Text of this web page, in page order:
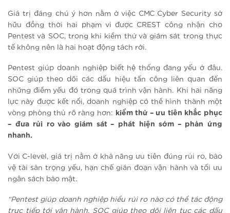
Giá trị đáng chú ý hơn nằm ở việc CMC Cyber Security sở
hữu đồng thời hai phạm vi được CREST công nhận cho
Pentest và SOC, trong khi kiểm thử và giám sát trong thực
tế không nên là hai hoạt động tách rời.
Pentest giúp doanh nghiệp biết hệ thống đang yếu ở đâu.
SOC giúp theo dõi các dấu hiệu tấn công liên quan đến
những điểm yếu đó trong quá trình vận hành. Khi hai năng
lực này được kết nối, doanh nghiệp có thể hình thành một
vòng phòng thủ rõ ràng hơn:
kiểm thử – ưu tiên khắc phục
– đưa rủi ro vào giám sát – phát hiện sớm – phản ứng
nhanh.
Với C-level, giá trị nằm ở khả năng ưu tiên đúng rủi ro, bảo
vệ tài sản trọng yếu, hạn chế gián đoạn vận hành và tối ưu
ngân sách bảo mật.
“Pentest giúp doanh nghiệp hiểu rủi ro nào có thể tác động
trực tiếp tới vận hành. SOC giúp theo dõi liên tục các dấu